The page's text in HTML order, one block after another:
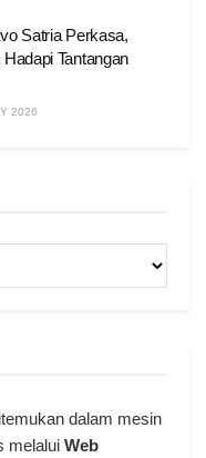
Satria Perkasa,
Tantangan
2026
dalam mesin
melalui Web